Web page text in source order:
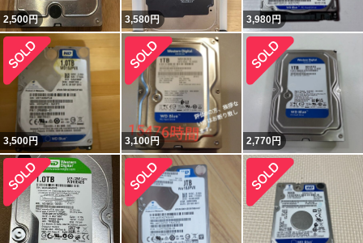
2,500円 3,580円 3,980円
3,500円 3,100円 2,770円